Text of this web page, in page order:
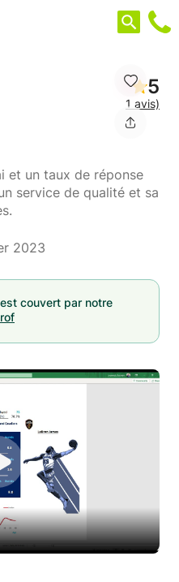
5
1 avis)
et un taux de réponse
service de qualité et sa
2023
est couvert par notre